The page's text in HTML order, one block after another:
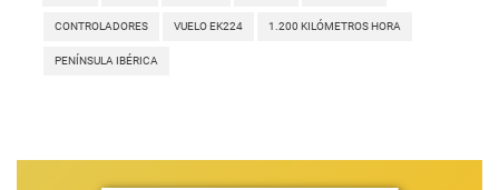
CONTROLADORES VUELO EK224 1.200 KILÓMETROS HORA
PENÍNSULA IBÉRICA